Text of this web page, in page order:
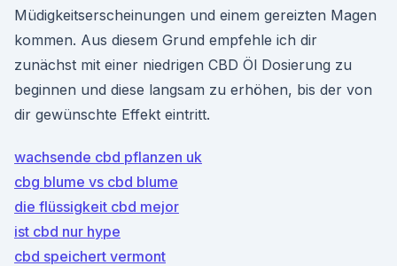
Müdigkeitserscheinungen und einem gereizten Magen
kommen. Aus diesem Grund empfehle ich dir
zunächst mit einer niedrigen CBD Öl Dosierung zu
beginnen und diese langsam zu erhöhen, bis der von
dir gewünschte Effekt eintritt.
wachsende cbd pflanzen uk
cbg blume vs cbd blume
die flüssigkeit cbd mejor
ist cbd nur hype
cbd speichert vermont